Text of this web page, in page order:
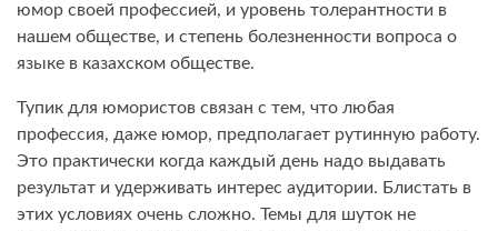
юмор своей профессией, и уровень толерантности в
нашем обществе, и степень болезненности вопроса о
языке в казахском обществе.
Тупик для юмористов связан с тем, что любая
профессия, даже юмор, предполагает рутинную работу.
Это практически когда каждый день надо выдавать
результат и удерживать интерес аудитории. Блистать в
этих условиях очень сложно. Темы для шуток не